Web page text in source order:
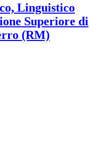
Linguistico
Superiore di
(RM)